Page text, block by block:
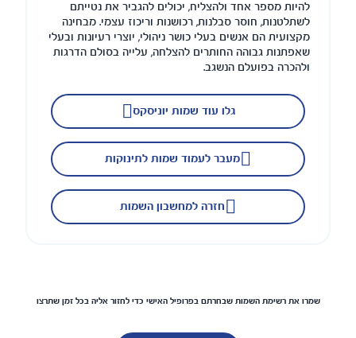
להיות מספר אחד ולהצליח, יכולים להגביר את נטייתם
לשתלטנות, חוסר סבלנות, רכושנות וריכוז עצמי. מבחינה
מקצועית הם אנשים בעלי כושר ניהולי, יוצרי רעיונות ובעלי
שאפתנות גבוהה החותרים להצלחה, עלייה בסולם הדרגות
ולהכרה בפועלם הנשגב.
מעבר לעמוד שמות לתינוקות
חזרה למחשבון השמות
גלו עוד שמות יוניסקס
שמרו את רשימת השמות שבחרתם בפרופיל האישי כדי לחזור אליה בכל זמן שתרצו